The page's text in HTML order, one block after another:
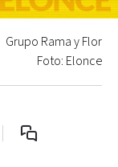
Grupo Rama y Flor
Foto: Elonce